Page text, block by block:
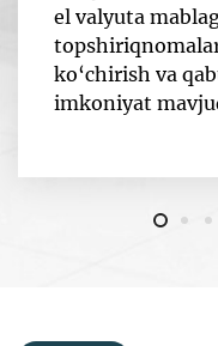
el valyuta
ko‘chirish va
imkoniyat